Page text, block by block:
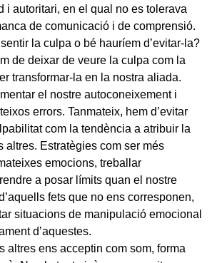
i autoritari, en el qual no es tolerava
de comunicació i de comprensió.
la culpa o bé hauríem d’evitar-la?
de deixar de veure la culpa com la
transformar-la en la nostra aliada.
el nostre autoconeixement i
errors. Tanmateix, hem d’evitar
com la tendència a atribuir la
altres. Estratègies com ser més
emocions, treballar
a posar límits quan el nostre
fets que no ens corresponen,
situacions de manipulació emocional
d’aquestes.
altres ens acceptin com som, forma